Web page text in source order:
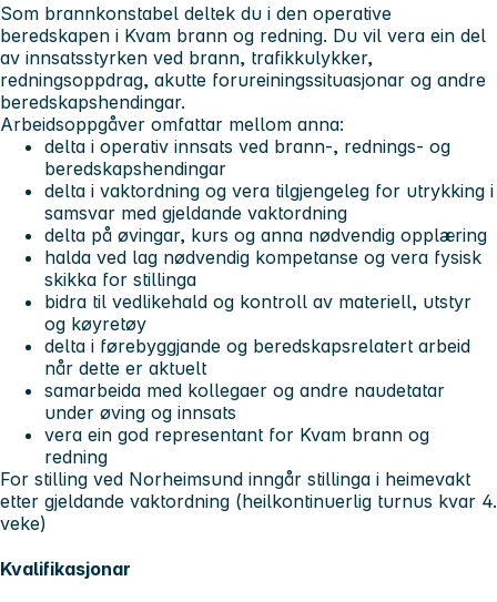
Som brannkonstabel deltek du i den operative
beredskapen i Kvam brann og redning. Du vil vera ein del
av innsatsstyrken ved brann, trafikkulykker,
redningsoppdrag, akutte forureiningssituasjonar og andre
beredskapshendingar.
Arbeidsoppgåver omfattar mellom anna:
delta i operativ innsats ved brann-, rednings- og
beredskapshendingar
delta i vaktordning og vera tilgjengeleg for utrykking i
samsvar med gjeldande vaktordning
delta på øvingar, kurs og anna nødvendig opplæring
halda ved lag nødvendig kompetanse og vera fysisk
skikka for stillinga
bidra til vedlikehald og kontroll av materiell, utstyr
og køyretøy
delta i førebyggjande og beredskapsrelatert arbeid
når dette er aktuelt
samarbeida med kollegaer og andre naudetatar
under øving og innsats
vera ein god representant for Kvam brann og
redning
For stilling ved Norheimsund inngår stillinga i heimevakt
etter gjeldande vaktordning (heilkontinuerlig turnus kvar 4.
veke)
Kvalifikasjonar